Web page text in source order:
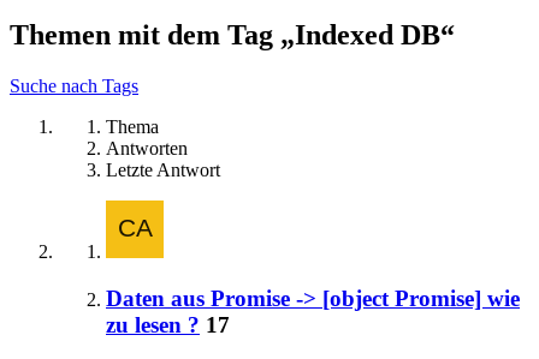
Themen mit dem Tag „Indexed DB“
Suche nach Tags
Thema
Antworten
Letzte Antwort
Daten aus Promise -> [object Promise] wie
zu lesen ? 17